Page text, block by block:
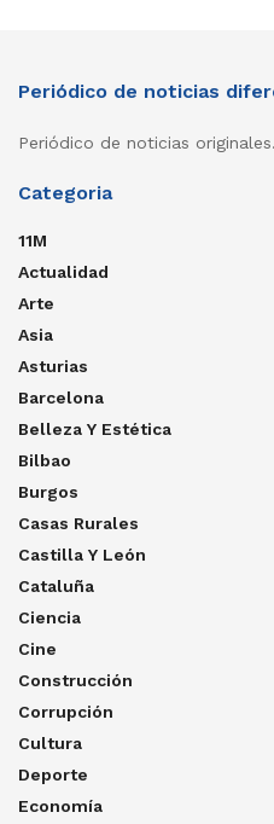
Periódico de noticias
Periódico de noticias originales.
Categoria
11M
Actualidad
Arte
Asia
Asturias
Barcelona
Belleza Y Estética
Bilbao
Burgos
Casas Rurales
Castilla Y León
Cataluña
Ciencia
Cine
Construcción
Corrupción
Cultura
Deporte
Economía